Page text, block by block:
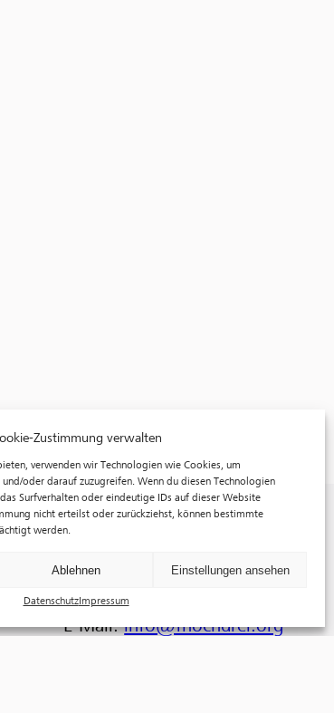
Zustimmung verwalten
verwenden wir Technologien wie Cookies, um
oder darauf zuzugreifen. Wenn du diesen Technologien
Surfverhalten oder eindeutige IDs auf dieser Website
nicht erteilst oder zurückziehst, können bestimmte
werden.
Ablehnen Einstellungen ansehen
DatenschutzImpressum
f³ – freiraum für fotografie
10969 Berlin
Telefon: +49 30 63961119
E-Mail:info@fhochdrei.org